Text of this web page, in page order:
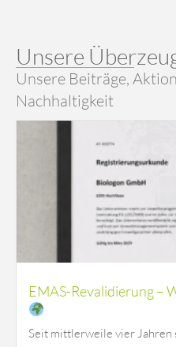
Unsere
Unsere Beiträge,
Nachhaltigkeit
EMAS-Revalidierung –
Seit mittlerweile vier Jahren